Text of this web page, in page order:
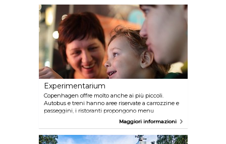
storia, dal periodo classico all'età contemporanea,
come ben rappresentato dall'edificio stesso la cui
architettura è una perfetta fusione tra antico e
moderno. In più, oltre alle mostre permanenti il
museo ospita anche mostre temporanee di qualità
inestimabile e di fama internazionale.
Experimentarium
Copenhagen offre molto anche ai più piccoli.
Autobus e treni hanno aree riservate a carrozzine e
passeggini, i ristoranti propongono menu
appositamente pensati per i bambini e
naturalmente tutti i musei e gallerie prevedono
riduzioni sul costo d'ingresso. Il famoso
Experimentarium è un centro scientifico che
Maggiori informazioni